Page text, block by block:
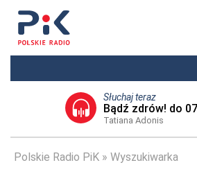
Słuchaj teraz
Bądź zdrów! do
Tatiana Adonis
Polskie Radio PiK Wyszukiwarka